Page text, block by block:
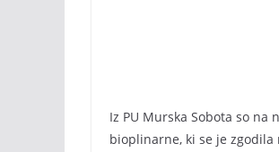
Iz PU Murska Sobota so
bioplinarne, ki se je